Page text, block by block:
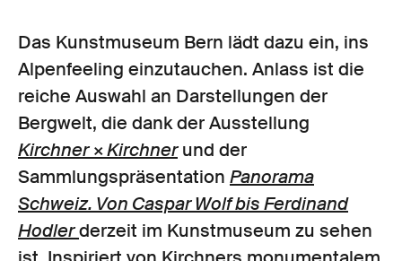
Das Kunstmuseum Bern lädt dazu ein, ins
Alpenfeeling einzutauchen. Anlass ist die
reiche Auswahl an Darstellungen der
Bergwelt, die dank der Ausstellung
Kirchner × Kirchnerund der
Sammlungspräsentation Panorama
Schweiz. Von Caspar Wolf bis Ferdinand
Hodler derzeit im Kunstmuseum zu sehen